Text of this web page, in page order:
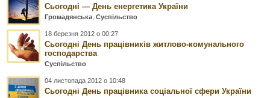
Сьогодні — День енергетика України
Громадянська ,Суспільство
18 березня 2012 о 00:27
Сьогодні День працівників житлово-комунального
господарства
Суспільство
04 листопада 2012 о 10:48
Сьогодні День працівника соціальної сфери України